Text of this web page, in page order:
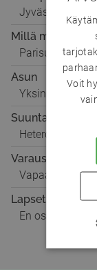
Jyväskylä
Millä mielellä
Asun
Yksin
Suuntautuminen
Hetero
Varaustilanne
Vapaa
Lapset
En osaa sanoa,
Voit